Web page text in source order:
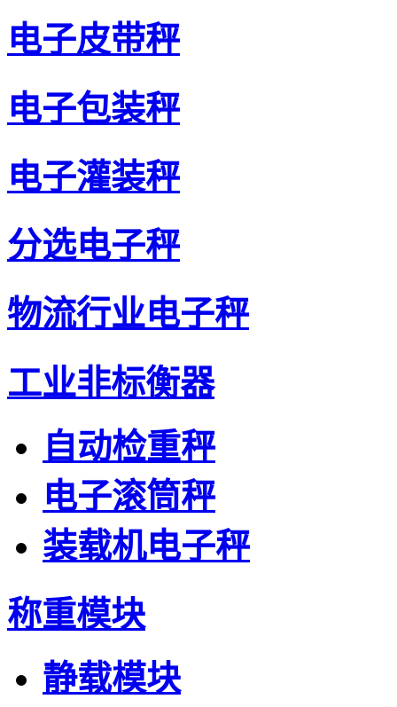
电子皮带秤
电子包装秤
电子灌装秤
分选电子秤
物流行业电子秤
工业非标衡器
自动检重秤
电子滚筒秤
装载机电子秤
称重模块
静载模块